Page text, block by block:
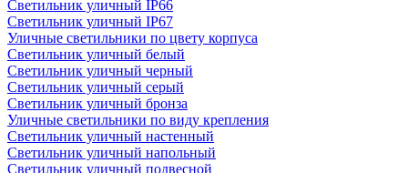
Светильник уличный IP66
Светильник уличный IP67
Уличные светильники по цвету корпуса
Светильник уличный белый
Светильник уличный черный
Светильник уличный серый
Светильник уличный бронза
Уличные светильники по виду крепления
Светильник уличный настенный
Светильник уличный напольный
Светильник уличный подвесной